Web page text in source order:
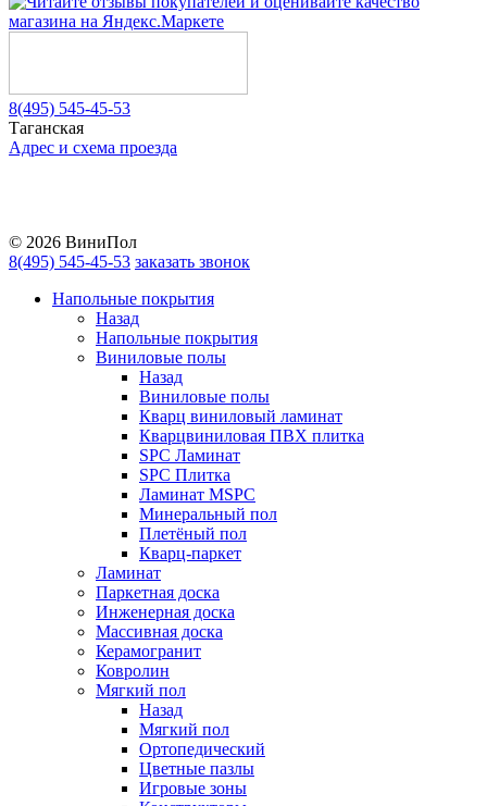
8(495) 545-45-53
Таганская
Адрес и схема проезда
© 2026 ВиниПол
8(495) 545-45-53 заказать звонок
Напольные покрытия
Назад
Напольные покрытия
Виниловые полы
Назад
Виниловые полы
Кварц виниловый ламинат
Кварцвиниловая ПВХ плитка
SPC Ламинат
SPC Плитка
Ламинат MSPC
Минеральный пол
Плетёный пол
Кварц-паркет
Ламинат
Паркетная доска
Инженерная доска
Массивная доска
Керамогранит
Ковролин
Мягкий пол
Назад
Мягкий пол
Ортопедический
Цветные пазлы
Игровые зоны